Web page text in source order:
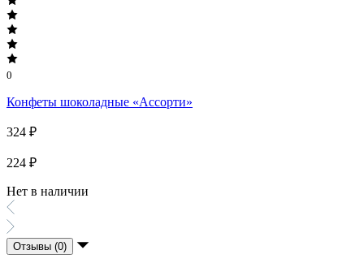
0
Конфеты шоколадные «Ассорти»
324 ₽
224 ₽
Нет в наличии
Отзывы (0)